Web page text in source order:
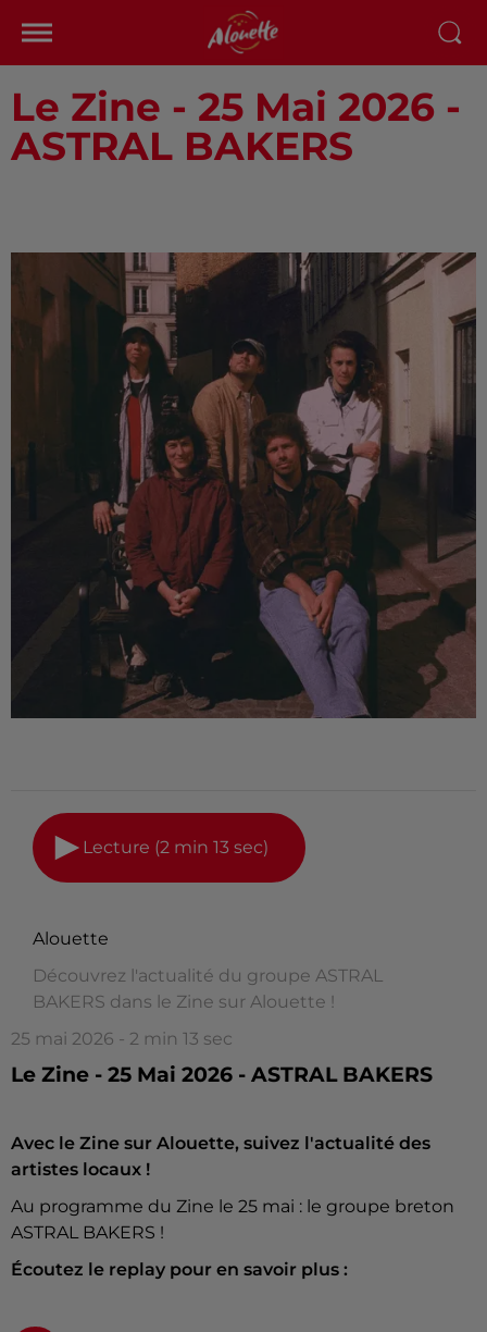
Le Zine - 25 Mai 2026 -
ASTRAL BAKERS
Lecture (2 min 13 sec)
Alouette
Découvrez l'actualité du groupe ASTRAL
BAKERS dans le Zine sur Alouette !
25 mai 2026 - 2 min 13 sec
Le Zine - 25 Mai 2026 - ASTRAL BAKERS
Avec le Zine sur Alouette, suivez l'actualité des
artistes locaux !
Au programme du Zine le 25 mai : le groupe breton
ASTRAL BAKERS !
Écoutez le replay pour en savoir plus :